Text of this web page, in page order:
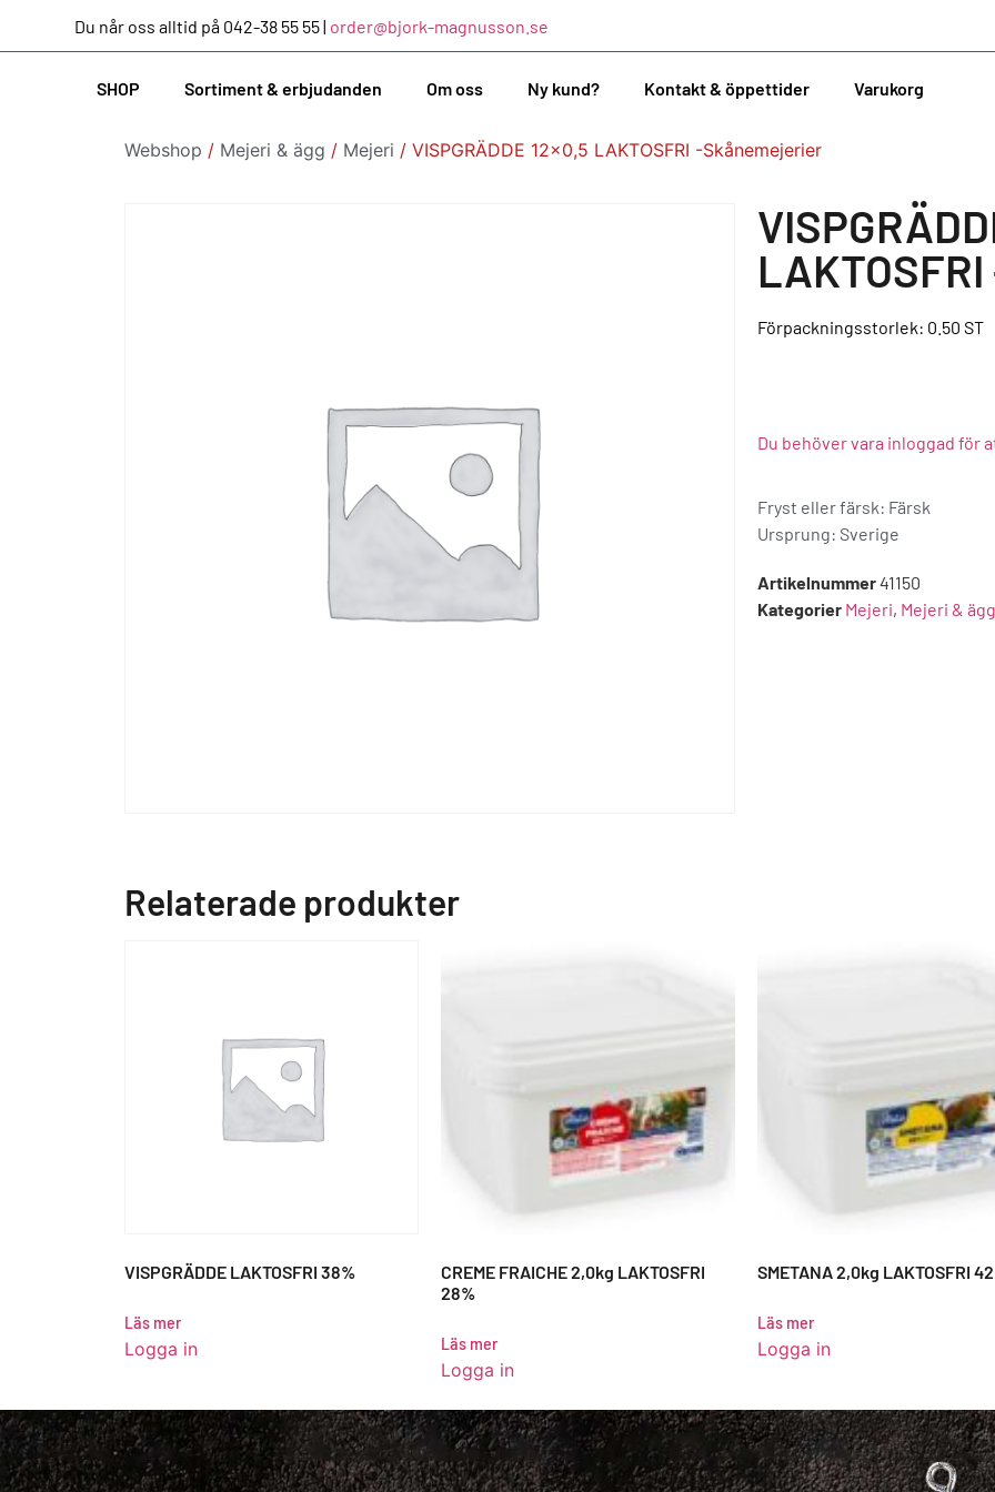
Du når oss alltid på 042-38 55 55 | order@bjork-magnusson.se
SHOP Sortiment & erbjudanden Om oss Ny kund? Kontakt & öppettider Varukorg
Webshop / Mejeri & ägg / Mejeri / VISPGRÄDDE 12×0,5 LAKTOSFRI -Skånemejerier
Förpackningsstorlek: 0.50 ST
Du behöver vara inloggad för
Fryst eller färsk: Färsk
Ursprung: Sverige
Artikelnummer41150
Kategorier Mejeri, Mejeri & ägg
Relaterade produkter
VISPGRÄDDE LAKTOSFRI 38%
Läs mer
Logga in
CREME FRAICHE 2,0kg LAKTOSFRI
28%
Läs mer
Logga in
SMETANA 2,0kg LAKTOSFRI
Läs mer
Logga in